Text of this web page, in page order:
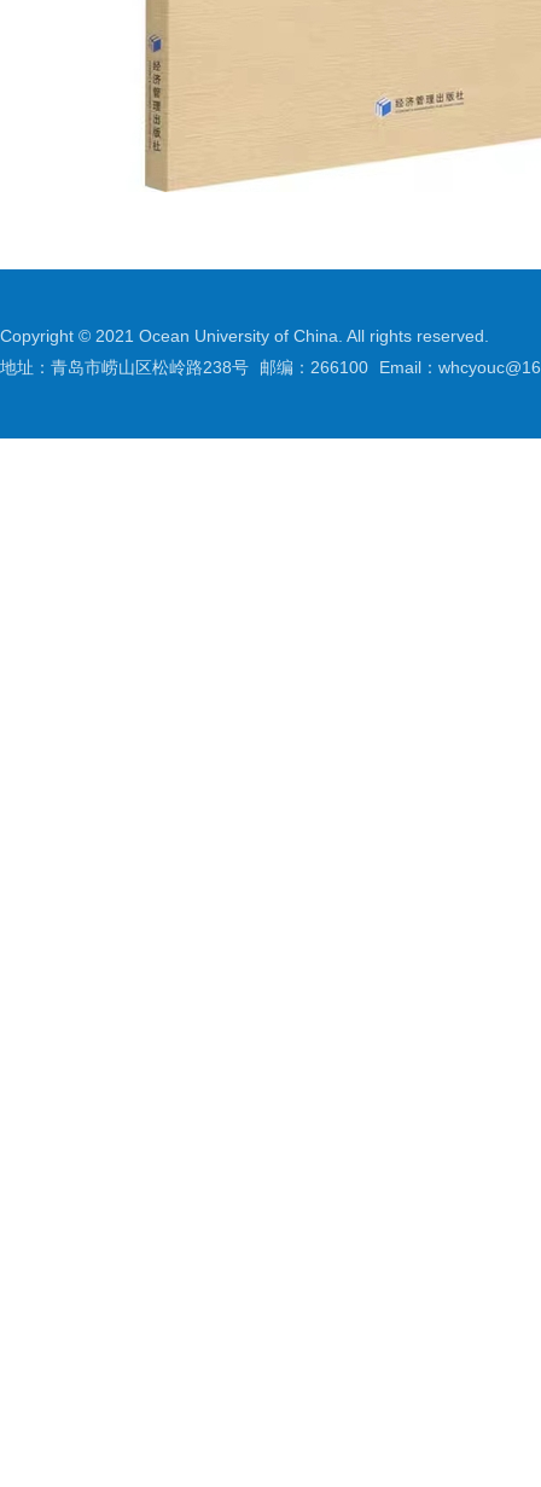
Copyright © 2021 Ocean University of China. All rights reserved.
地址：青岛市崂山区松岭路238号
邮编：266100 Email：